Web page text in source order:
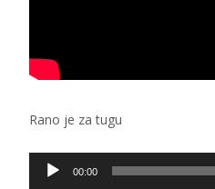
Rano je za tugu
Pregledač00:00